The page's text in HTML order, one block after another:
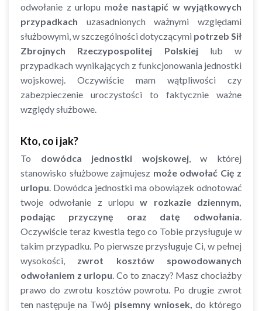
odwołanie z urlopu może nastąpić w wyjątkowych
przypadkach uzasadnionych ważnymi względami
służbowymi, w szczególności dotyczącymi potrzeb Sił
Zbrojnych Rzeczypospolitej Polskiejlub w
przypadkach wynikających z funkcjonowania jednostki
wojskowej. Oczywiście mam wątpliwości czy
zabezpieczenie uroczystości to faktycznie ważne
względy służbowe.
Kto, co i jak?
To dowódca jednostki wojskowej, w której
stanowisko służbowe zajmujesz może odwołać Cię z
urlopu. Dowódca jednostki ma obowiązek odnotować
twoje odwołanie z urlopuw rozkazie dziennym,
podając przyczynę oraz datę odwołania.
Oczywiście teraz kwestia tego co Tobie przysługuje w
takim przypadku. Po pierwsze przysługuje Ci, w pełnej
wysokości, zwrot kosztów spowodowanych
odwołaniem z urlopu. Co to znaczy? Masz chociażby
prawo do zwrotu kosztów powrotu. Po drugie zwrot
ten następuje na Twój pisemny wniosek, do którego